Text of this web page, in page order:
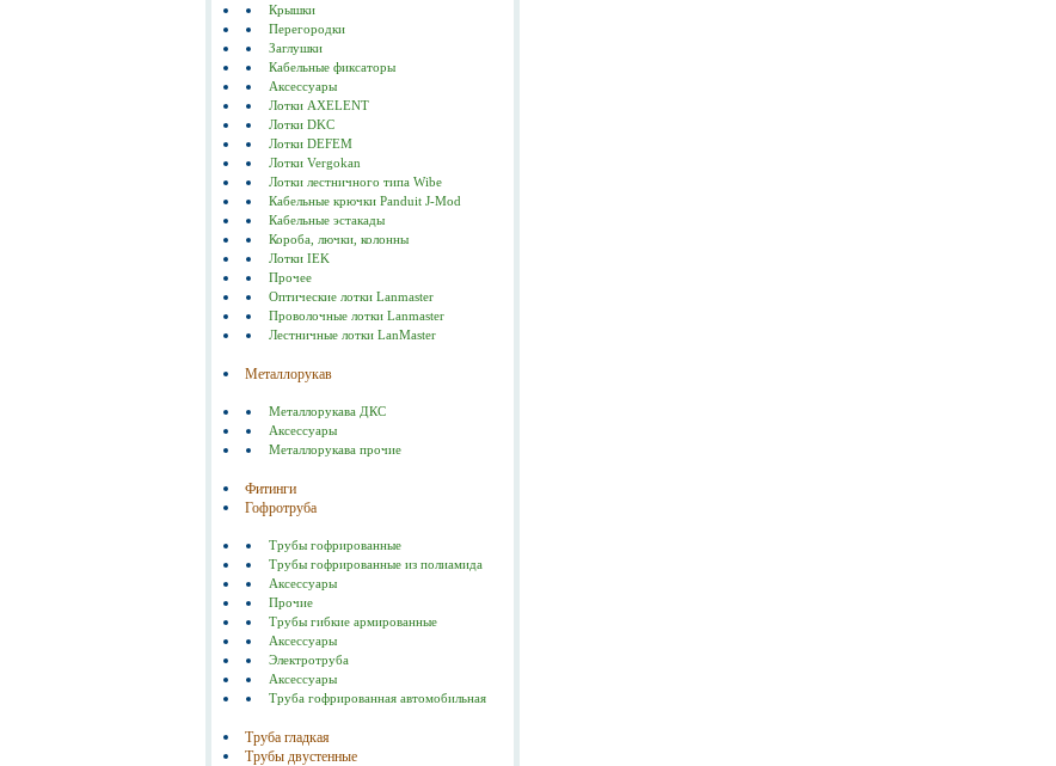
Крышки
Перегородки
Заглушки
Кабельные фиксаторы
Аксессуары
Лотки AXELENT
Лотки DKC
Лотки DEFEM
Лотки Vergokan
Лотки лестничного типа Wibe
Кабельные крючки Panduit J-Mod
Кабельные эстакады
Короба, лючки, колонны
Лотки IEK
Прочее
Оптические лотки Lanmaster
Проволочные лотки Lanmaster
Лестничные лотки LanMaster
Металлорукав
Металлорукава ДКС
Аксессуары
Металлорукава прочие
Фитинги
Гофротруба
Трубы гофрированные
Трубы гофрированные из полиамида
Аксессуары
Прочие
Трубы гибкие армированные
Аксессуары
Электротруба
Аксессуары
Труба гофрированная автомобильная
Труба гладкая
Трубы двустенные